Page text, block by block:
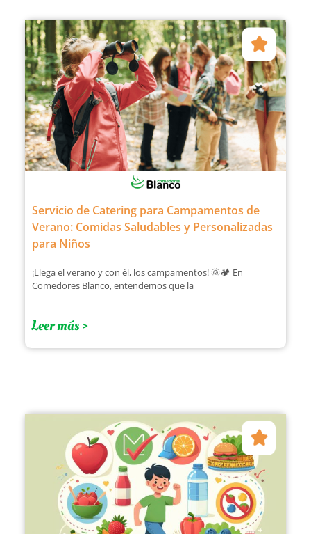
Servicio de Catering para Campamentos de
Verano: Comidas Saludables y Personalizadas
para Niños
¡Llega el verano y con él, los campamentos! 🌞🏕️ En
Comedores Blanco, entendemos que la
Leer más >